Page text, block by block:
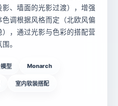
、墙面的光影过渡），增强
调根据风格而定（北欧风偏
，通过光影与色彩的搭配营
。
型 Monarch
室内软装搭配